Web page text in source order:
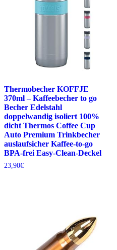
Thermobecher KOFFJE
370ml – Kaffeebecher to go
Becher Edelstahl
doppelwandig isoliert 100%
dicht Thermos Coffee Cup
Auto Premium Trinkbecher
auslaufsicher Kaffee-to-go
BPA-frei Easy-Clean-Deckel
23,90€